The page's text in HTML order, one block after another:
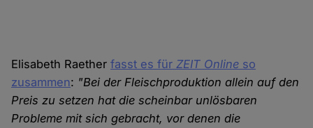
Elisabeth Raetherfasst es fürZEIT Online so
zusammen: "Bei der Fleischproduktion allein auf den
Preis zu setzen hat die scheinbar unlösbaren
Probleme mit sich gebracht, vor denen die